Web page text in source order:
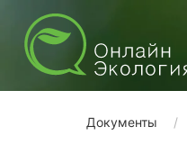
Документы